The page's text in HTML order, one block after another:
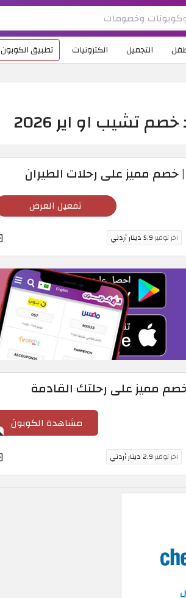
التجميل الكترونيات تطبيق الكوبون
تشيب او اير 2026
تفعيل العرض
اخر توفير5.9 دينار أردني
مشاهدة الكوبون
اخر توفير2.9 دينار أردني